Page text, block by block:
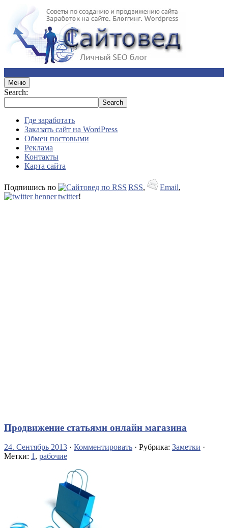
Меню
Search:
Где заработать
Заказать сайт на WordPress
Обмен постовыми
Реклама
Контакты
Карта сайта
Подпишись по RSS, Email,
twitter!
Продвижение статьями онлайн магазина
24. Сентябрь 2013 · Комментировать · Рубрика: Заметки ·
Метки: 1, рабочие